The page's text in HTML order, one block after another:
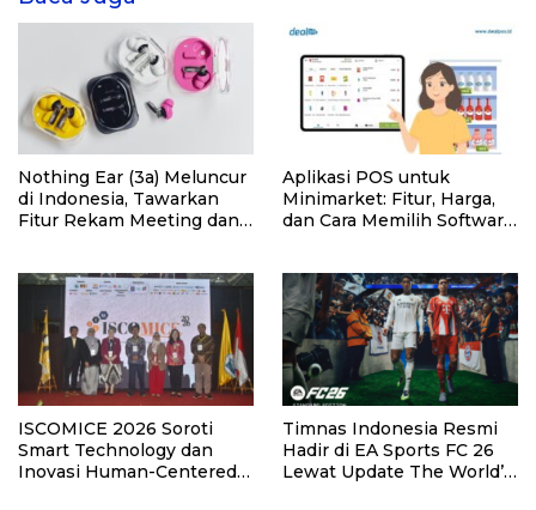
Nothing Ear (3a) Meluncur
di Indonesia, Tawarkan
Fitur Rekam Meeting dan
Aplikasi POS untuk
Minimarket: Fitur, Harga,
dan Cara Memilih Software
ISCOMICE 2026 Soroti
Smart Technology dan
Inovasi Human-Centered
Timnas Indonesia Resmi
Hadir di EA Sports FC 26
Lewat Update The World’s